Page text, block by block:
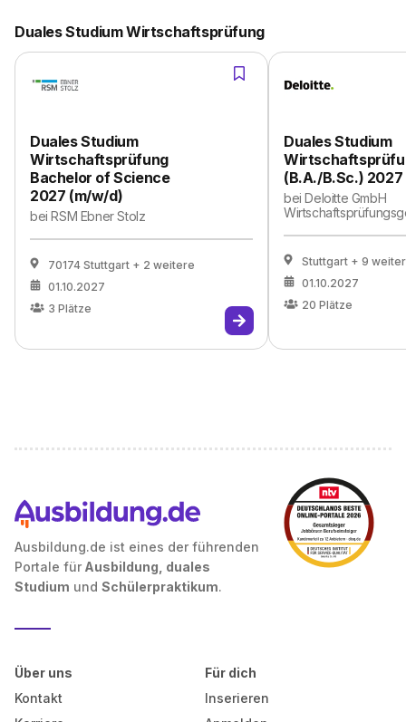
Duales Studium Wirtschaftsprüfung
Duales Studium
Wirtschaftsprüfung
Bachelor of Science
2027 (m/w/d)
beiRSM Ebner Stolz
70174 Stuttgart + 2 weitere
01.10.2027
3 Plätze
Duales Studium
(B.A./B.Sc.) 2027
beiDeloitte GmbH
Stuttgart + 9
01.10.2027
20 Plätze
Ausbildung.de ist eines der führenden
Portale für Ausbildung, duales
Studium und Schülerpraktikum.
Über uns
Kontakt
Für dich
Inserieren